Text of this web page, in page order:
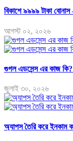
বিকাশে ৯৯৯৯ টাকা
আগস্ট ০২, ২০২৬
গুগল এডসেন্স এর কাজ কি?
জুলাই ৩০, ২০২৬
অ্যাপস তৈরি করে ইনকাম